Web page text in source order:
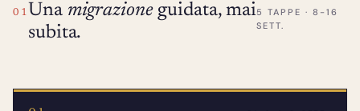
01 Una migrazioneguidata, mai
subita.
5 TAPPE · 8-16
SETT.